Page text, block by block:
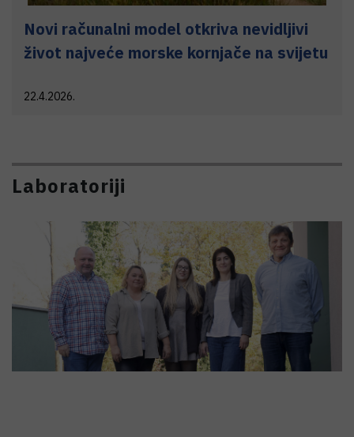
Novi računalni model otkriva nevidljivi
život najveće morske kornjače na svijetu
22.4.2026.
Laboratoriji